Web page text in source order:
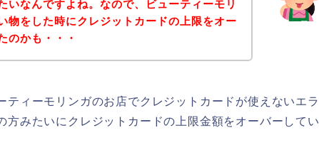
いなんですよね。なので、ビューティーモリ
物をした時にクレジットカードの上限をオー
のかも・・・
ティーモリンガのお店でクレジットカードが使えないエラ
方みたいにクレジットカードの上限金額をオーバーしてい